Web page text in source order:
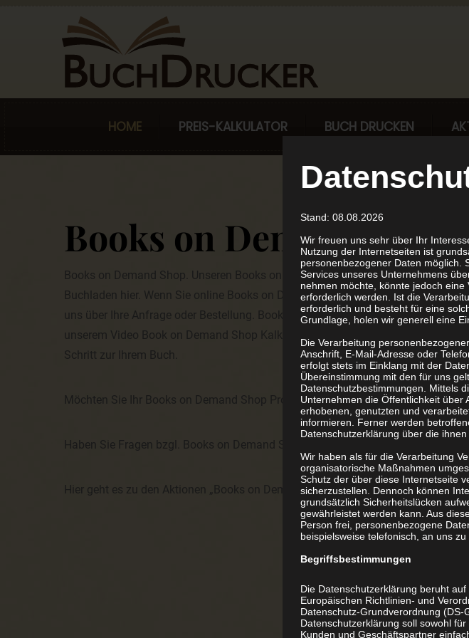
HOME PREIS-KALKULATOR BUCH DRUCKEN
Books on Demand Shop
Books on Demand Shop. Unseren Books on Demand Shop finden Sie als
Buchladen hier. Wenn Sie online Books on Demand bestellen möchten, freuen wir
uns über Ihre Anfrage oder Bestellung. Book on Demand Shop Kalkulator. Mit
unserem Video Book on Demand Shop Kalkulator führen wir Sie Schritt für
Schritt zur Ihrem Buch.
Möchten Sie Ihr Books on Demand Shop Projekt online kalkulieren?
Haben Sie Fragen bzgl. Books on Demand Shop?
Hier geht es zu den Aktionen „Books on Demand Shop“.
Stand: 08.08.2026
Wir freuen uns sehr über Ihr
Nutzung der Internetseiten ist
personenbezogener Daten möglich.
Services unseres Unternehmens
nehmen möchte, könnte jedoch
erforderlich werden. Ist die
erforderlich und besteht für eine
Grundlage, holen wir generell eine
Die Verarbeitung
Anschrift, E-Mail-Adresse oder
erfolgt stets im Einklang mit der
Übereinstimmung mit den für uns
Datenschutzbestimmungen. Mittels
Unternehmen die Öffentlichkeit über
erhobenen, genutzten und
informieren. Ferner werden
Datenschutzerklärung über die
Wir haben als für die Verarbeitung
organisatorische Maßnahmen
Schutz der über diese Internetseite
sicherzustellen. Dennoch können
grundsätzlich Sicherheitslücken
gewährleistet werden kann. Aus
Person frei, personenbezogene
beispielsweise telefonisch, an uns zu
Begriffsbestimmungen
Die Datenschutzerklärung beruht
Europäischen Richtlinien- und
Datenschutz-Grundverordnung
Datenschutzerklärung soll sowohl
Kunden und Geschäftspartner